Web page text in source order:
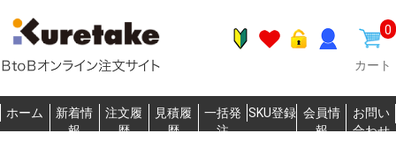
0
カート
ホーム
新着情
報
注文履
歴
見積履
歴
一括発
注
SKU登録 会員情
報
お問い
合わせ